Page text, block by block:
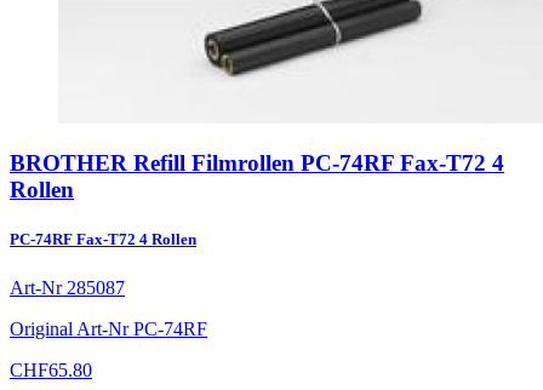
BROTHER Refill Filmrollen PC-74RF Fax-T72 4
Rollen
PC-74RF Fax-T72 4 Rollen
Art-Nr 285087
Original Art-NrPC-74RF
CHF65.80